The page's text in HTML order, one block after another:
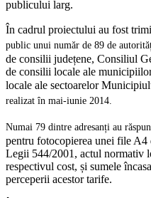
publicului larg.
În cadrul proiectului au fost
public unui număr de 89 de
de consilii județene, Consiliul
de consilii locale ale
locale ale sectoarelor
realizat în mai-iunie 2014.
Numai 79 dintre adresanți au
pentru fotocopierea unei file A4
Legii 544/2001, actul normativ
respectivul cost, și sumele
perceperii acestor tarife.